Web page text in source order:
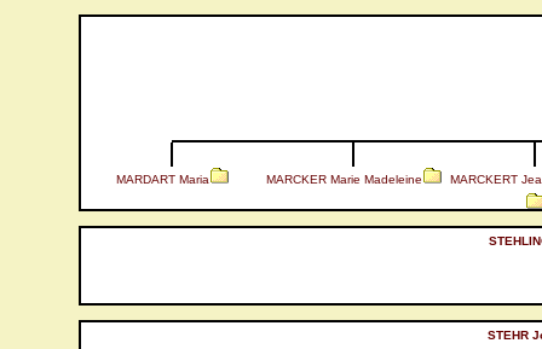
MARDART Maria MARCKER Marie Madeleine MARCKERT
STEHR